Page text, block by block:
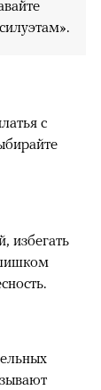
с
избегать